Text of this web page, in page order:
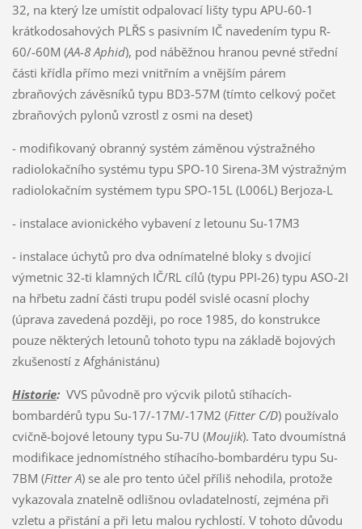
32, na který lze umístit odpalovací lišty typu APU-60-1
krátkodosahových PLŘS s pasivním IČ navedením typu R-
60/-60M (AA-8 Aphid), pod náběžnou hranou pevné střední
části křídla přímo mezi vnitřním a vnějším párem
zbraňových závěsníků typu BD3-57M (tímto celkový počet
zbraňových pylonů vzrostl z osmi na deset)
- modifikovaný obranný systém záměnou výstražného
radiolokačního systému typu SPO-10 Sirena-3M výstražným
radiolokačním systémem typu SPO-15L (L006L) Berjoza-L
- instalace avionického vybavení z letounu Su-17M3
- instalace úchytů pro dva odnímatelné bloky s dvojicí
výmetnic 32-ti klamných IČ/RL cílů (typu PPI-26) typu ASO-2I
na hřbetu zadní části trupu podél svislé ocasní plochy
(úprava zavedená později, po roce 1985, do konstrukce
pouze některých letounů tohoto typu na základě bojových
zkušeností z Afghánistánu)
Historie:VVS původně pro výcvik pilotů stíhacích-
bombardérů typu Su-17/-17M/-17M2 (Fitter C/D) používalo
cvičně-bojové letouny typu Su-7U (Moujik). Tato dvoumístná
modifikace jednomístného stíhacího-bombardéru typu Su-
7BM (Fitter A) se ale pro tento účel příliš nehodila, protože
vykazovala znatelně odlišnou ovladatelností, zejména při
vzletu a přistání a při letu malou rychlostí. V tohoto důvodu